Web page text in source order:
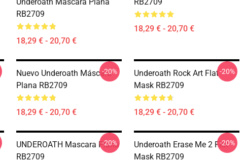
RB2709
18,29 € - 20,70 €
18,29 € - 20,70 €
Nuevo Underoath Máscara
Plana RB2709
18,29 € - 20,70 €
-20%
Underoath Rock Art Flat
Mask RB2709
18,29 € - 20,70 €
-20%
UNDEROATH Mascara Plana
RB2709
-20%
Underoath Erase Me 2 Flat
Mask RB2709
-20%